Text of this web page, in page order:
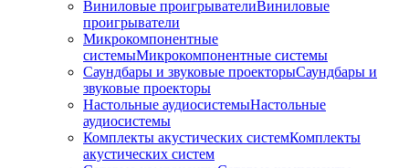
Виниловые проигрывателиВиниловые
проигрыватели
Микрокомпонентные
системыМикрокомпонентные системы
Саундбары и звуковые проекторыСаундбары и
звуковые проекторы
Настольные аудиосистемыНастольные
аудиосистемы
Комплекты акустических системКомплекты
акустических систем